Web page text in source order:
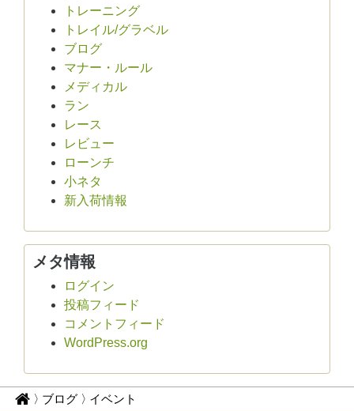
トレーニング
トレイル/グラベル
ブログ
マナー・ルール
メディカル
ラン
レース
レビュー
ローンチ
小ネタ
新入荷情報
メタ情報
ログイン
投稿フィード
コメントフィード
WordPress.org
パ サブログ イベント